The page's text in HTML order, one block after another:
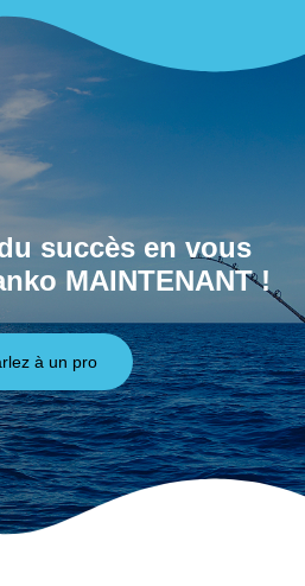
succès en vous
MAINTENANT !
à un pro